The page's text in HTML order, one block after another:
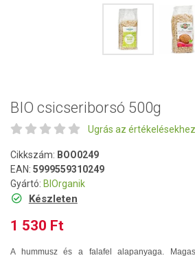
BIO csicseriborsó 500g
Ugrás az értékelésekhez
Cikkszám: BOO0249
EAN: 5999559310249
Gyártó: BIOrganik
Készleten
1 530 Ft
A hummusz és a falafel alapanyaga.